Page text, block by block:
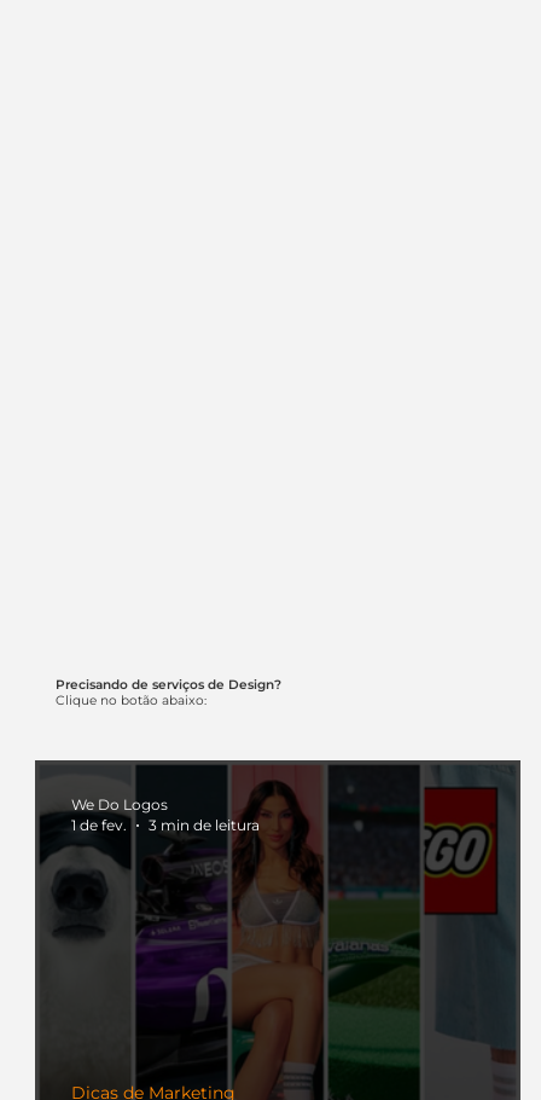
Precisando de serviços de Design?
Clique no botão abaixo:
Dicas de Marketing
We Do Logos
1 de fev.
3 min de leitura